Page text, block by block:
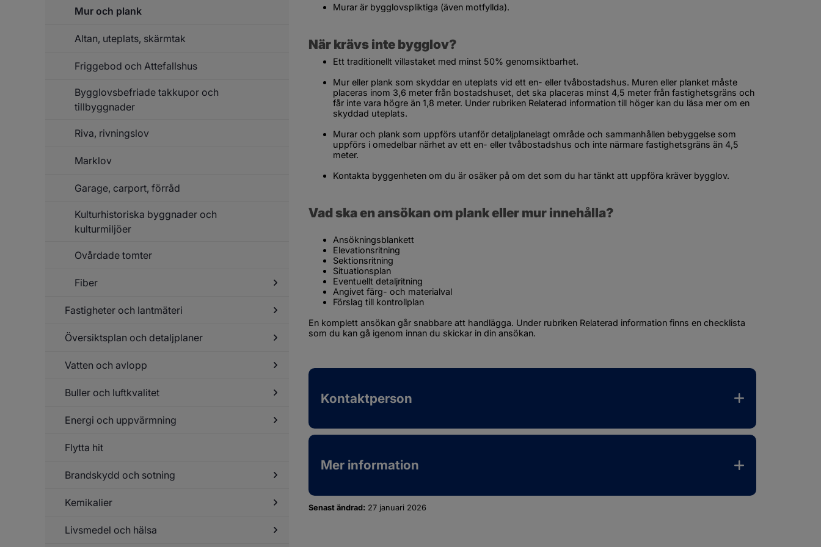
Mur och plank
Altan, uteplats, skärmtak
Friggebod och Attefallshus
Bygglovsbefriade takkupor och
tillbyggnader
Riva, rivningslov
Marklov
Garage, carport, förråd
Kulturhistoriska byggnader och
kulturmiljöer
Ovårdade tomter
Fiber
Undersidor
Fastigheter och lantmäteri
Undersidor
och
Översiktsplan och detaljplaner
Undersidor
och
Vatten och avlopp
Undersidor
och
Buller och luftkvalitet
Undersidor
Energi och uppvärmning
och
uppvärmning
Flytta hit
Brandskydd och sotning
Undersidor
och
Kemikalier
Undersidor
Livsmedel och hälsa
Murar är bygglovspliktiga (även motfyllda).
När krävs inte bygglov?
Ett traditionellt villastaket med minst 50% genomsiktbarhet.
Mur eller plank som skyddar en uteplats vid ett en- eller tvåbostadshus. Muren eller planket måste
placeras inom 3,6 meter från bostadshuset, det ska placeras minst 4,5 meter från fastighetsgräns och
får inte vara högre än 1,8 meter. Under rubriken Relaterad information till höger kan du läsa mer om en
skyddad uteplats.
Murar och plank som uppförs utanför detaljplanelagt område och sammanhållen bebyggelse som
uppförs i omedelbar närhet av ett en- eller tvåbostadshus och inte närmare fastighetsgräns än 4,5
meter.
Kontakta byggenheten om du är osäker på om det som du har tänkt att uppföra kräver bygglov.
Vad ska en ansökan om plank eller mur innehålla?
Ansökningsblankett
Elevationsritning
Sektionsritning
Situationsplan
Eventuellt detaljritning
Angivet färg- och materialval
Förslag till kontrollplan
En komplett ansökan går snabbare att handlägga. Under rubriken Relaterad information finns en checklista
som du kan gå igenom innan du skickar in din ansökan.
Kontaktperson
Mer information
Senast ändrad: 27 januari 2026